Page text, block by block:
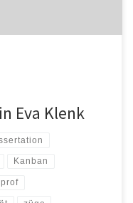
Eva Klenk
Kanban
prof